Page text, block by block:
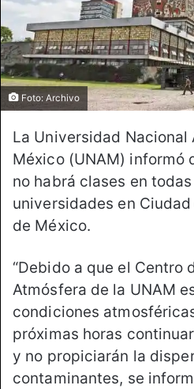
Foto: Archivo
La Universidad Nacional
México (UNAM) informó
no habrá clases en
universidades en
de México.
“Debido a que el Centro
Atmósfera de la UNAM
condiciones
próximas horas
y no propiciarán la
contaminantes, se